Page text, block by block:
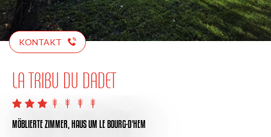
KONTAKT
LA TRIBU DU DADET
MÖBLIERTE ZIMMER, HAUSUM LE BOURG-D'HEM